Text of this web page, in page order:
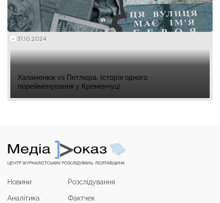
31.10.2024
Халаменюк vs Петлюра. Історія одного
перейменування у Кременчуці
Новини
Аналітика
Розслідування
Фактчек